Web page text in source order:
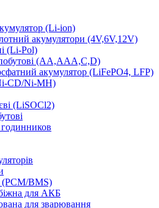
(Li-ion)
акумулятори (4V,6V,12V)
(Li-Pol)
(AA,AAA,C,D)
акумулятор (LiFePO4, LFP)
CD/Ni-MH)
(LiSOCl2)
(PCM/BMS)
для АКБ
для зварювання